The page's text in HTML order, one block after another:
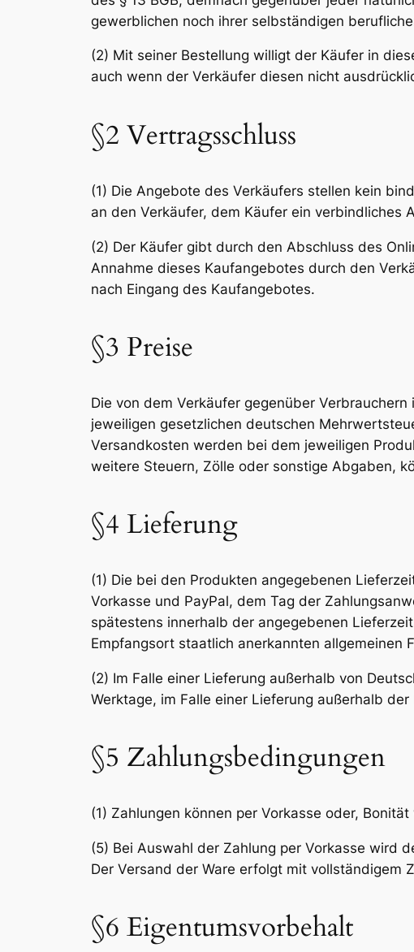
gewerblichen noch ihrer selbständigen
(2) Mit seiner Bestellung willigt der Käufer in
auch wenn der Verkäufer diesen nicht
§2 Vertragsschluss
(1) Die Angebote des Verkäufers stellen kein
an den Verkäufer, dem Käufer ein verbindliches
(2) Der Käufer gibt durch den Abschluss des
Annahme dieses Kaufangebotes durch den
nach Eingang des Kaufangebotes.
§3 Preise
Die von dem Verkäufer gegenüber
jeweiligen gesetzlichen deutschen
Versandkosten werden bei dem jeweiligen
weitere Steuern, Zölle oder sonstige Abgaben,
§4 Lieferung
(1) Die bei den Produkten angegebenen
Vorkasse und PayPal, dem Tag der
spätestens innerhalb der angegebenen
Empfangsort staatlich anerkannten allgemeinen
(2) Im Falle einer Lieferung außerhalb von
Werktage, im Falle einer Lieferung außerhalb der
§5 Zahlungsbedingungen
(1) Zahlungen können per Vorkasse oder,
(5) Bei Auswahl der Zahlung per Vorkasse wird
Der Versand der Ware erfolgt mit vollständigem
§6 Eigentumsvorbehalt